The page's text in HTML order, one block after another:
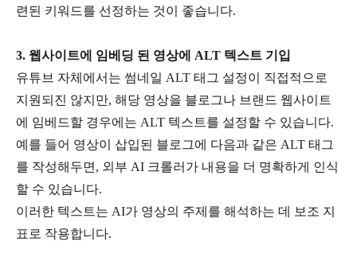
련된 키워드를 선정하는 것이 좋습니다.
3. 웹사이트에 임베딩 된 영상에 ALT 텍스트 기입
유튜브 자체에서는 썸네일 ALT 태그 설정이 직접적으로
지원되진 않지만, 해당 영상을 블로그나 브랜드 웹사이트
에 임베드할 경우에는 ALT 텍스트를 설정할 수 있습니다.
예를 들어 영상이 삽입된 블로그에 다음과 같은 ALT 태그
를 작성해두면 , 외부 AI 크롤러가 내용을 더 명확하게 인식
할 수 있습니다.
이러한 텍스트는 AI가 영상의 주제를 해석하는 데 보조 지
표로 작용합니다.